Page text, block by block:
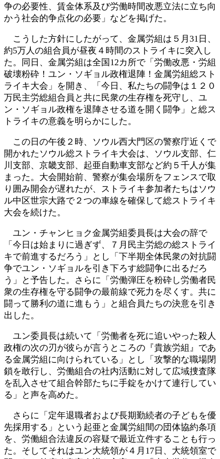
争の必要性、賃金体系及び労働時間改悪立法に立ち向
かう社会的争点化の必要」などを掲げた。
こうした方針にしたがって、金属労組は５月31日、
約5万人の組合員が昼夜４時間のストライキに突入し
た。同日、金属労組は全国12カ所で「労働改悪・労組
破壊粉砕！ユン・ソギョル政権退陣！金属労組総スト
ライキ大会」を開き、「今日、私たちの闘争は１２０
万民主労総組合員と共に民衆の生存権を死守し、ユ
ン・ソギョル政権を退陣させる道を開く闘争」と総ス
トライキの意義を明らかにした。
この日の午後２時、ソウル西大門区の警察庁近くで
開かれたソウル総ストライキ大会は、ソウル支部、仁
川支部、京畿支部、起亜自動車支部など約５千人が集
まった。大会開始前、警察が集会場所をフェンスで取
り囲み開会が遅れたが、ストライキ参加者たちはソウ
ル中区世宗大路で２つの車線を確保して総ストライキ
大会を続けた。
ユン・チャンヒョク金属労組委員長は大会の辞で
「今日は始まりに過ぎず、７月民主労総の総ストライ
キで前進するだろう」とし「下半期全体民衆の対抗闘
争でユン・ソギョルを引き下ろす総闘争に出るだろ
う」と予告した。さらに「労働弾圧を粉砕し労働者民
衆の生存権を守る闘争の最前線で死力を尽くす。共に
闘って勝利の道に進もう」と組合員たちの決意を引き
出した。
ユン委員長は続いて「労働者を死に追いやった殺人
政権の次の刃が彼らが言うところの『貴族労組』であ
る金属労組に向けられている」とし「攻撃的な職場閉
鎖を敢行し、労働組合の社内活動に対して広域捜査隊
を乱入させて組合幹部たちに手錠をかけて連行してい
る」と声を高めた。
さらに「定年退職者および長期勤続者の子どもを優
先採用する」という起亜と金属労組間の団体協約条項
を、労働組合法違反の容疑で最近立件することも行っ
た。そしてそれはユン大統領が４月17日、大統領室で